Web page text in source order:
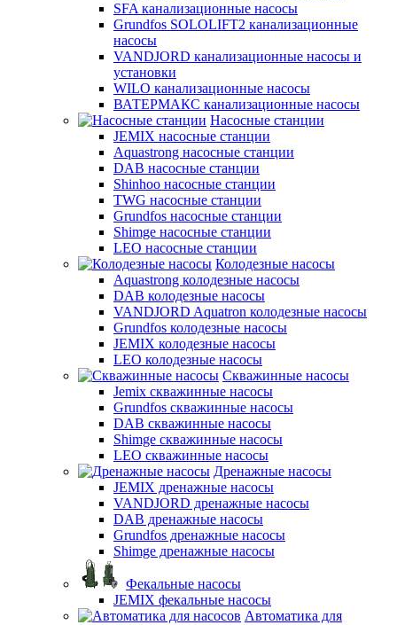
SFA канализационные насосы
Grundfos SOLOLIFT2 канализационные
насосы
VANDJORD канализационные насосы и
установки
WILO канализационные насосы
ВАТЕРМАКС канализационные насосы
Насосные станции
JEMIX насосные станции
Aquastrong насосные станции
DAB насосные станции
Shinhoo насосные станции
TWG насосные станции
Grundfos насосные станции
Shimge насосные станции
LEO насосные станции
Колодезные насосы
Aquastrong колодезные насосы
DAB колодезные насосы
VANDJORD Aquatron колодезные насосы
Grundfos колодезные насосы
JEMIX колодезные насосы
LEO колодезные насосы
Скважинные насосы
Jemix cкважинные насосы
Grundfos скважинные насосы
DAB скважинные насосы
Shimge скважинные насосы
LEO скважинные насосы
Дренажные насосы
JEMIX дренажные насосы
VANDJORD дренажные насосы
DAB дренажные насосы
Grundfos дренажные насосы
Shimge дренажные насосы
Фекальные насосы
JEMIX фекальные насосы
Автоматика для